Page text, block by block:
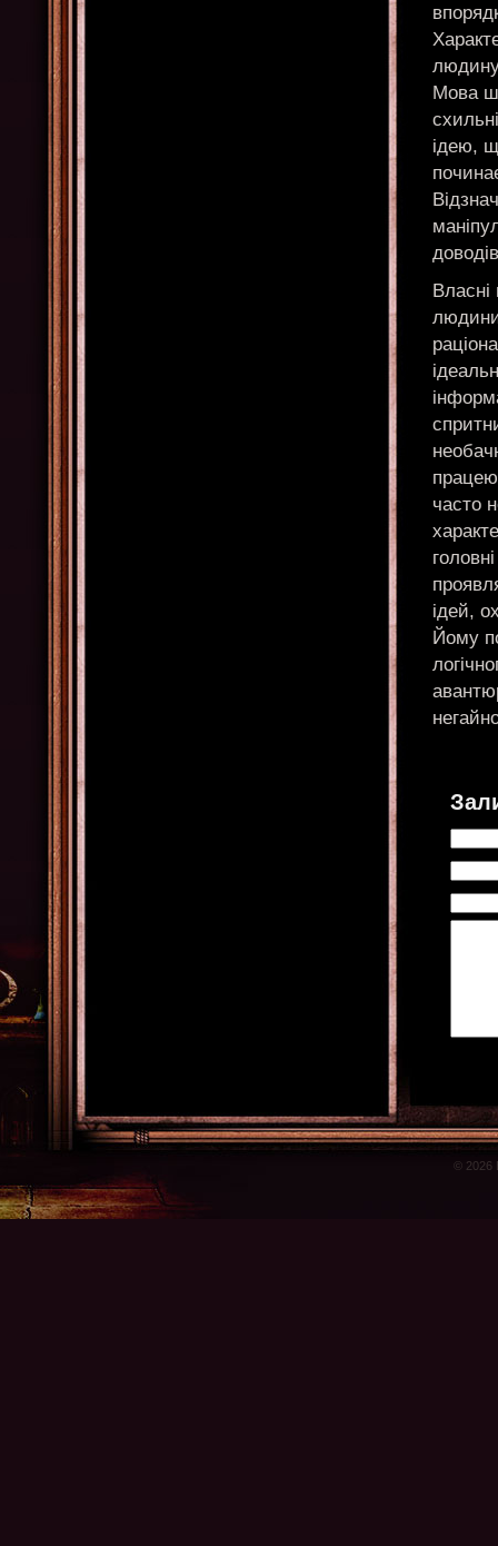
Мова
ідею,
Власні
часто
ідей,
Йому
© 2026